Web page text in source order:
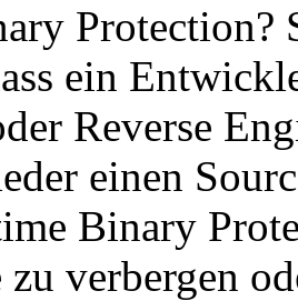
Protection?
ein
Reverse
einen
Binary
verbergen